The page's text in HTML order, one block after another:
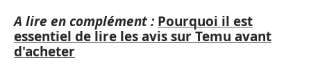
A lire en complément : Pourquoi il est
essentiel de lire les avis sur Temu avant
d'acheter